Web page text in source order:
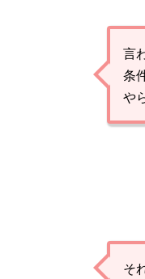
言
条
や
そ